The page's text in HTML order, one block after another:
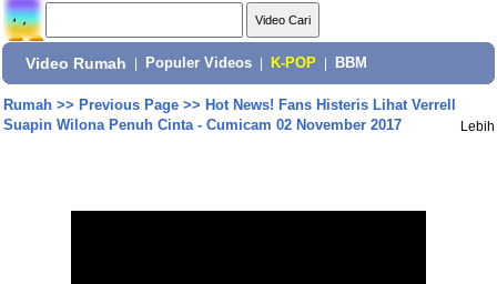
Video Rumah Populer Videos K-POP BBM
Rumah>> Previous Page>> Hot News! Fans Histeris Lihat Verrell
Suapin Wilona Penuh Cinta - Cumicam 02 November 2017
Lebih